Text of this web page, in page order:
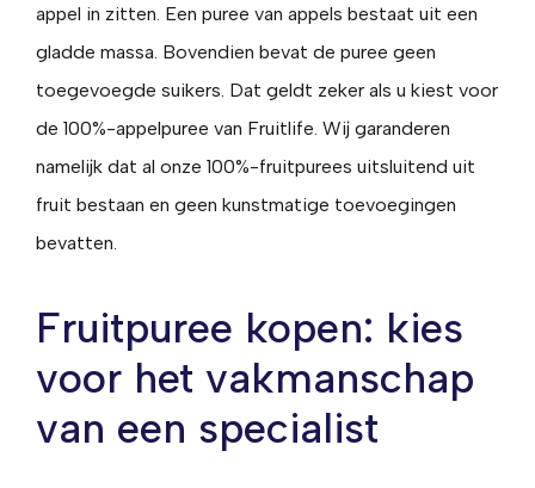
appel in zitten. Een puree van appels bestaat uit een
gladde massa. Bovendien bevat de puree geen
toegevoegde suikers. Dat geldt zeker als u kiest voor
de 100%-appelpuree van Fruitlife. Wij garanderen
namelijk dat al onze 100%-fruitpurees uitsluitend uit
fruit bestaan en geen kunstmatige toevoegingen
bevatten.
Fruitpuree kopen: kies
voor het vakmanschap
van een specialist